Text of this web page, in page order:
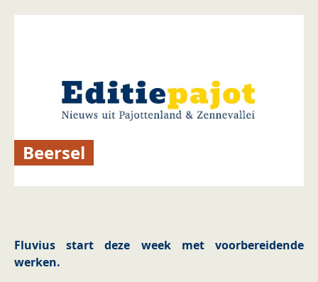
Beersel
Fluvius start deze week met voorbereidende
werken.